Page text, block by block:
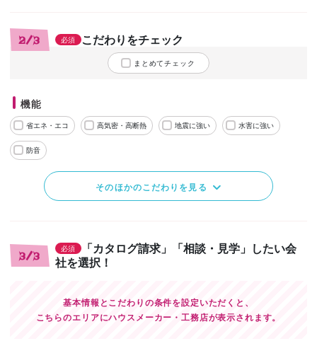
2/3 必須 こだわりをチェック
まとめてチェック
機能
省エネ・エコ 高気密・高断熱 地震に強い 水害に強い
防音
そのほかのこだわりを見る
3/3
必須
「カタログ請求」「相談・見学」したい会
社を選択！
基本情報とこだわりの条件を設定いただくと、
こちらのエリアにハウスメーカー・工務店が表示されます。